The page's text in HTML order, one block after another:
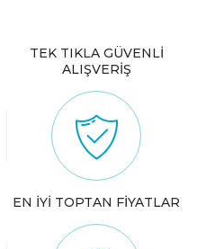
TEK TIKLA GÜVENLİ
ALIŞVERİŞ
EN İYİ TOPTAN FİYATLAR